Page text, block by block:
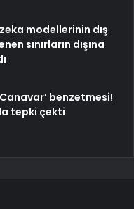
modellerinin dış
sınırların dışına
benzetmesi!
tepki çekti